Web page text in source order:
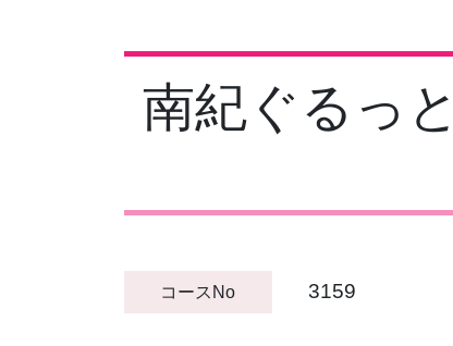
南紀ぐるっ
コースNo 3159